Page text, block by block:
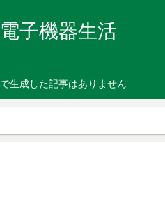
子機器生活
生成した記事はありません